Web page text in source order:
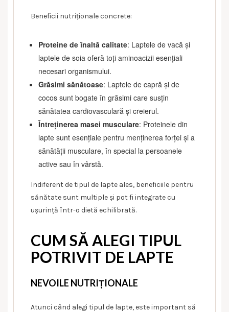
Beneficii nutriționale concrete:
Proteine de înaltă calitate: Laptele de vacă și
laptele de soia oferă toți aminoacizii esențiali
necesari organismului.
Grăsimi sănătoase: Laptele de capră și de
cocos sunt bogate în grăsimi care susțin
sănătatea cardiovasculară și creierul.
Întreținerea masei musculare: Proteinele din
lapte sunt esențiale pentru menținerea forței și a
sănătății musculare, în special la persoanele
active sau în vârstă.
Indiferent de tipul de lapte ales, beneficiile pentru
sănătate sunt multiple și pot fi integrate cu
ușurință într-o dietă echilibrată.
CUM SĂ ALEGI TIPUL
POTRIVIT DE LAPTE
NEVOILE NUTRIȚIONALE
Atunci când alegi tipul de lapte, este important să